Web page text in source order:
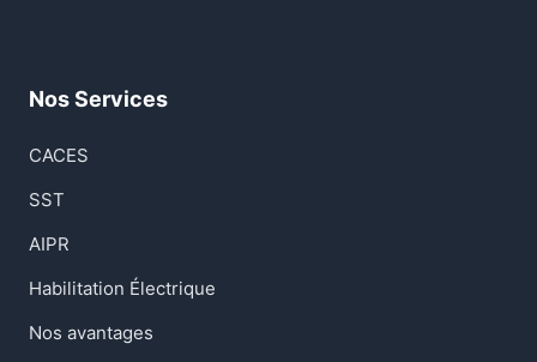
Nos Services
CACES
SST
AIPR
Habilitation Électrique
Nos avantages